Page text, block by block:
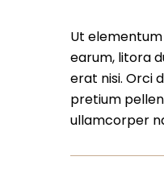
Ut
earum, litora
erat nisi. Orci
pretium
ullamcorper